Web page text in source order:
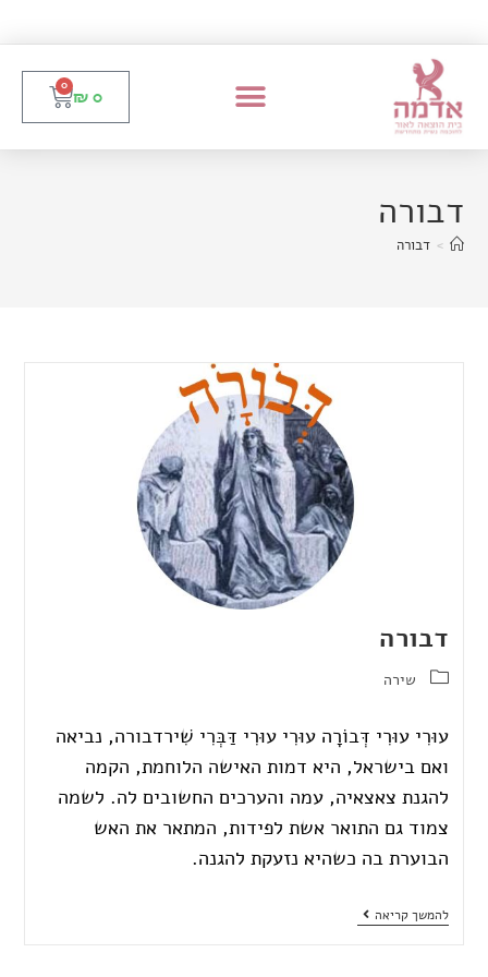
₪ 0
0
דבורה
> דבורה
דבורה
שירה
עוּרִי עוּרִי דְּבוֹרָה עוּרִי עוּרִי דַּבְּרִי שִׁירדבורה, נביאה
ואם בישראל, היא דמות האישה הלוחמת, הקמה
להגנת צאצאיה, עמה והערכים החשובים לה. לשמה
צמוד גם התואר אשת לפידות, המתאר את האש
הבוערת בה כשהיא נזעקת להגנה.
להמשך קריאה